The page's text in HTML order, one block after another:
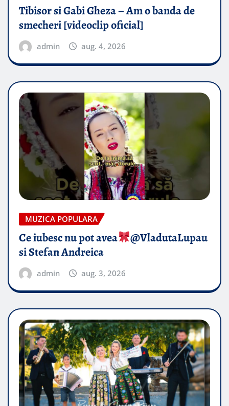
Tibisor si Gabi Gheza – Am o banda de
smecheri [videoclip oficial]
admin aug. 4, 2026
MUZICA POPULARA
Ce iubesc nu pot avea
​@VladutaLupau
si Stefan Andreica
admin aug. 3, 2026